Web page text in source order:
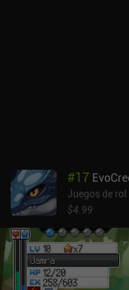
#17
Juegos de rol
$4.99